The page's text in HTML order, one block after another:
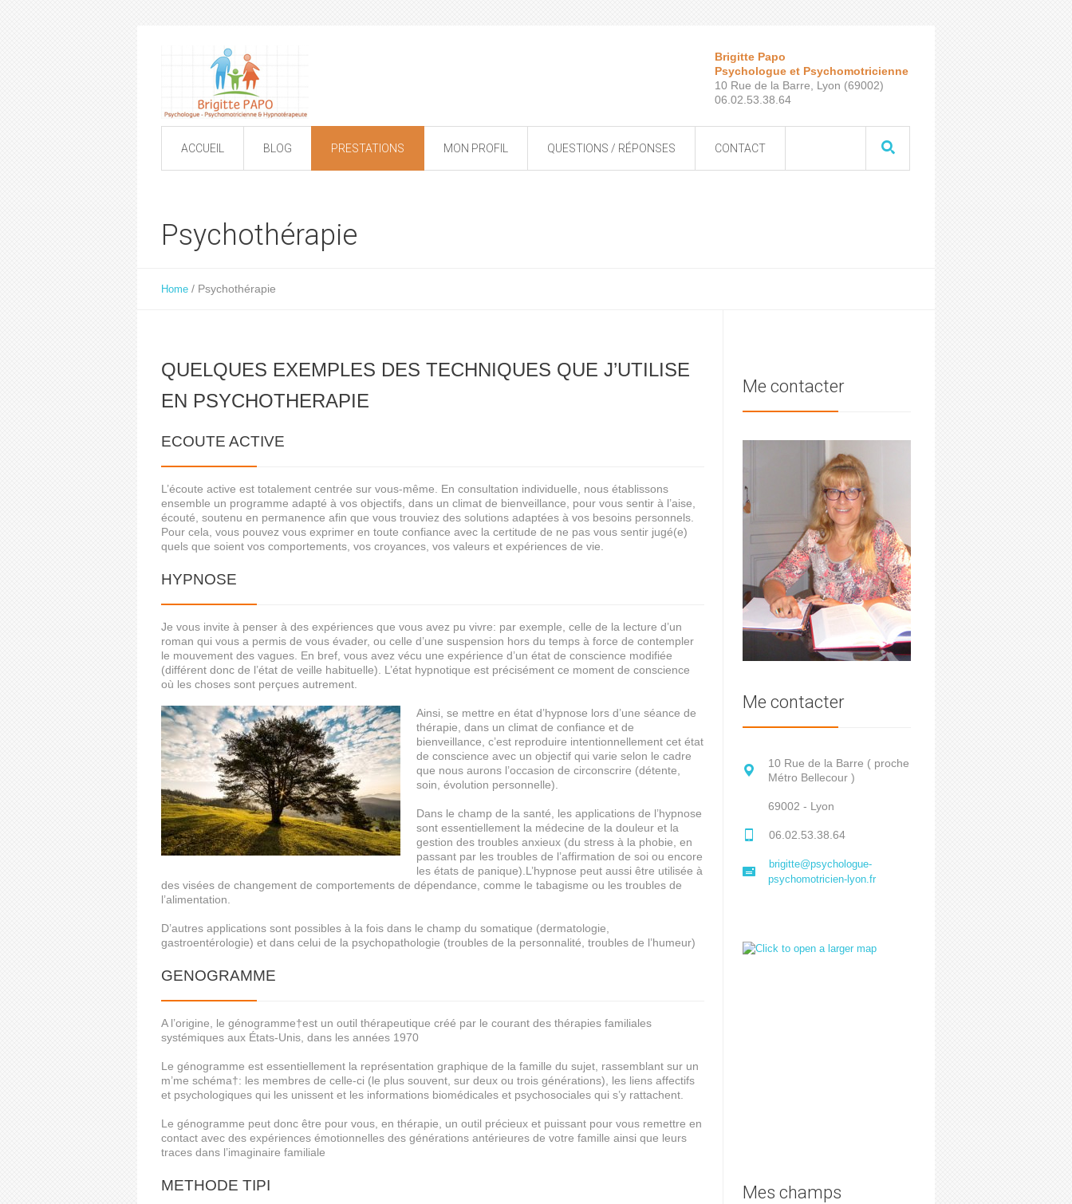
Brigitte Papo
Psychologue et Psychomotricienne
10 Rue de la Barre, Lyon (69002)
06.02.53.38.64
ACCUEIL BLOG PRESTATIONS MON PROFIL QUESTIONS / RÉPONSES CONTACT
Psychothérapie
Home / Psychothérapie
QUELQUES EXEMPLES DES TECHNIQUES QUE J’UTILISE
EN PSYCHOTHERAPIE
ECOUTE ACTIVE
L’écoute active est totalement centrée sur vous-même. En consultation individuelle, nous établissons
ensemble un programme adapté à vos objectifs, dans un climat de bienveillance, pour vous sentir à l’aise,
écouté, soutenu en permanence afin que vous trouviez des solutions adaptées à vos besoins personnels.
Pour cela, vous pouvez vous exprimer en toute confiance avec la certitude de ne pas vous sentir jugé(e)
quels que soient vos comportements, vos croyances, vos valeurs et expériences de vie.
HYPNOSE
Je vous invite à penser à des expériences que vous avez pu vivre: par exemple, celle de la lecture d’un
roman qui vous a permis de vous évader, ou celle d’une suspension hors du temps à force de contempler
le mouvement des vagues. En bref, vous avez vécu une expérience d’un état de conscience modifiée
(différent donc de l’état de veille habituelle). L’état hypnotique est précisément ce moment de conscience
où les choses sont perçues autrement.
Ainsi, se mettre en état d’hypnose lors d’une séance de
thérapie, dans un climat de confiance et de
bienveillance, c’est reproduire intentionnellement cet état
de conscience avec un objectif qui varie selon le cadre
que nous aurons l’occasion de circonscrire (détente,
soin, évolution personnelle).
Dans le champ de la santé, les applications de l’hypnose
sont essentiellement la médecine de la douleur et la
gestion des troubles anxieux (du stress à la phobie, en
passant par les troubles de l’affirmation de soi ou encore
les états de panique). L’hypnose peut aussi être utilisée à
des visées de changement de comportements de dépendance, comme le tabagisme ou les troubles de
l’alimentation.
D’autres applications sont possibles à la fois dans le champ du somatique (dermatologie,
gastroentérologie) et dans celui de la psychopathologie (troubles de la personnalité, troubles de l’humeur)
GENOGRAMME
A l’origine, le génogramme†est un outil thérapeutique créé par le courant des thérapies familiales
systémiques aux États-Unis, dans les années 1970
Le génogramme est essentiellement la représentation graphique de la famille du sujet, rassemblant sur un
m’me schéma†: les membres de celle-ci (le plus souvent, sur deux ou trois générations), les liens affectifs
et psychologiques qui les unissent et les informations biomédicales et psychosociales qui s’y rattachent.
Le génogramme peut donc être pour vous, en thérapie, un outil précieux et puissant pour vous remettre en
contact avec des expériences émotionnelles des générations antérieures de votre famille ainsi que leurs
traces dans l’imaginaire familiale
METHODE TIPI
Me contacter
Me contacter
10 Rue de la Barre ( proche
Métro Bellecour )
69002 - Lyon
06.02.53.38.64
brigitte@psychologue-
psychomotricien-lyon.fr
Mes champs